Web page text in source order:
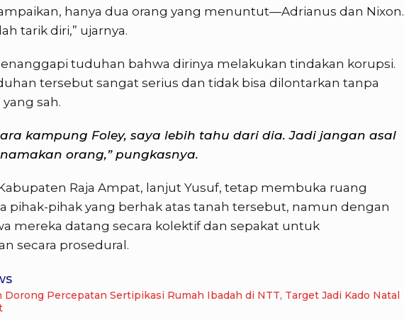
hanya dua orang yang menuntut—Adrianus dan Nixon.
tarik diri,” ujarnya.
tuduhan bahwa dirinya melakukan tindakan korupsi.
tersebut sangat serius dan tidak bisa dilontarkan tanpa
sah.
kampung Foley, saya lebih tahu dari dia. Jadi jangan asal
orang,” pungkasnya.
Raja Ampat, lanjut Yusuf, tetap membuka ruang
pihak-pihak yang berhak atas tanah tersebut, namun dengan
mereka datang secara kolektif dan sepakat untuk
secara prosedural.
Percepatan Sertipikasi Rumah Ibadah di NTT, Target Jadi Kado Natal